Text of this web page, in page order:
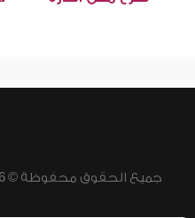
جميع الحقوق محفوظة © 2026 - 1998 لشبكة إسلام ويب